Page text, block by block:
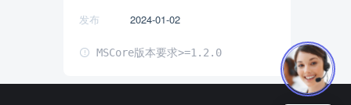
发布 2024-01-02
MSCore版本要求>=1.2.0